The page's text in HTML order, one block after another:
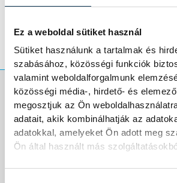
Ez a weboldal sütiket használ
Sütiket használunk a tartalmak és
szabásához, közösségi funkciók
valamint weboldalforgalmunk
közösségi média-, hirdető- és
megosztjuk az Ön
adatait, akik kombinálhatják az
adatokkal, amelyeket Ön adott meg
Ön által használt más
hinném, hogy ezzel egyedül
közönség is ezt díjazta
Később
magasztos
éneklések,